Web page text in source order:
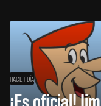
HACE 1 DÍA
¡Es oficial!